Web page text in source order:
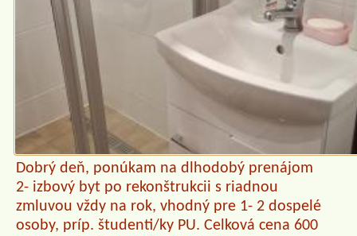
Dobrý deň, ponúkam na dlhodobý prenájom
2- izbový byt po rekonštrukcii s riadnou
zmluvou vždy na rok, vhodný pre 1- 2 dospelé
osoby, príp. študenti/ky PU. Celková cena 600